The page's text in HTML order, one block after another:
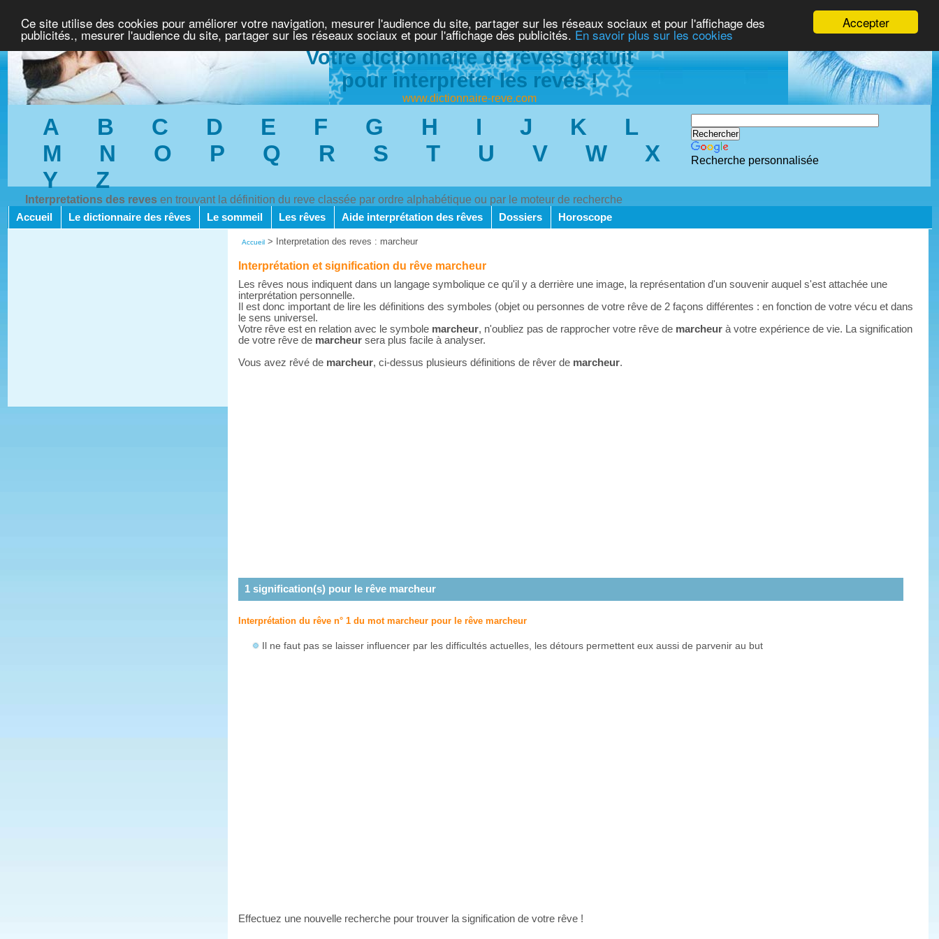
Accepter
Ce site utilise des cookies pour améliorer votre navigation, mesurer l'audience du site, partager sur les réseaux sociaux et pour l'affichage des
publicités., mesurer l'audience du site, partager sur les réseaux sociaux et pour l'affichage des publicités. En savoir plus sur les cookies
Votre dictionnaire de rêves gratuit
pour interpreter les reves !
www.dictionnaire-reve.com
A B C D E F G H I J K
L
M
N O P Q R S T U V W
X
Y
Z
Interpretations des reves en trouvant la définition du reve classée par ordre alphabétique ou par le moteur de recherche
Recherche personnalisée
Accueil Le dictionnaire des rêves Le sommeil Les rêves Aide interprétation des rêves Dossiers Horoscope
Accueil > Interpretation des reves : marcheur
Interprétation et signification du rêve marcheur
Les rêves nous indiquent dans un langage symbolique ce qu'il y a derrière une image, la représentation d'un souvenir auquel s'est attachée une
interprétation personnelle.
Il est donc important de lire les définitions des symboles (objet ou personnes de votre rêve de 2 façons différentes : en fonction de votre vécu et dans
le sens universel.
Votre rêve est en relation avec le symbole marcheur, n'oubliez pas de rapprocher votre rêve de marcheur à votre expérience de vie. La signification
de votre rêve de marcheur sera plus facile à analyser.
Vous avez rêvé de marcheur, ci-dessus plusieurs définitions de rêver de marcheur.
1signification(s) pour le rêve marcheur
Interprétation du rêve n° 1 du mot marcheur pour le rêvemarcheur
Il ne faut pas se laisser influencer par les difficultés actuelles, les détours permettent eux aussi de parvenir au but
Effectuez une nouvelle recherche pour trouver la signification de votre rêve !